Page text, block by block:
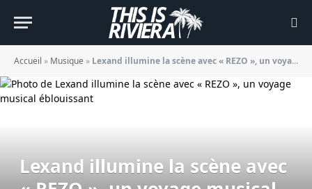
Accueil » Musique » Lexand illumine la scène avec « REZO », un voyage musical éblouissant.
Lexand illumine la scène avec